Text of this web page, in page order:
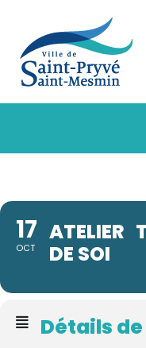
17
OCT
ATELIER
DE SOI
Détails